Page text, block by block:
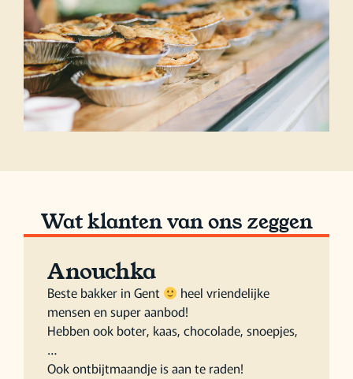
Wat klanten van ons zeggen
Anouchka
Beste bakker in Gent
heel vriendelijke
mensen en super aanbod!
Hebben ook boter, kaas, chocolade, snoepjes,
…
Ook ontbijtmaandje is aan te raden!